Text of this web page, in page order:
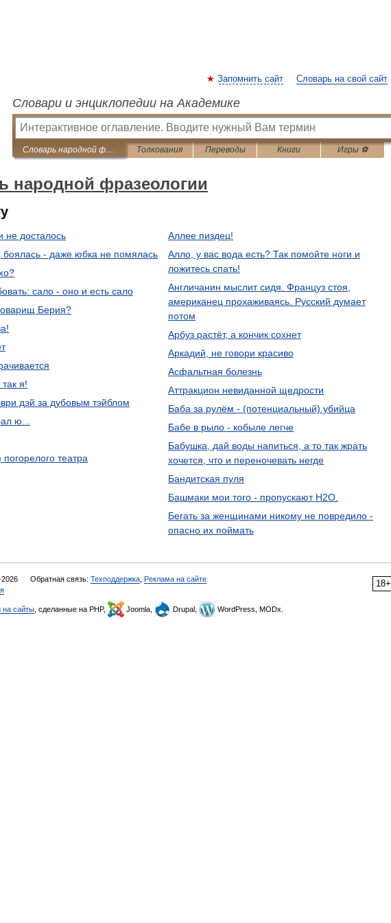
Запомнить сайт Словарь на свой сайт
Словари и энциклопедии на Академике
Словарь народной фразеологии Толкования Переводы Книги Игры ⚽
народной фразеологии
не досталось
боялась - даже юбка не помялась
сало - оно и есть сало
Берия?
я!
дэй за дубовым тэйблом
ю...
погорелого театра
Аллее пиздец!
Алло, у вас вода есть? Так помойте ноги и
ложитесь спать!
Англичанин мыслит сидя. Француз стоя,
американец прохаживаясь. Русский думает
потом
Арбуз растёт, а кончик сохнет
Аркадий, не говори красиво
Асфальтная болезнь
Аттракцион невиданной щедрости
Баба за рулём - (потенциальный) убийца
Бабе в рыло - кобыле легче
Бабушка, дай воды напиться, а то так жрать
хочется, что и переночевать негде
Бандитская пуля
Башмаки мои того - пропускают Н2О.
Бегать за женщинами никому не повредило -
опасно их поймать
18+
Обратная связь: Техподдержка Реклама на сайте
на сайты , сделанные на PHP, Joomla, Drupal, WordPress, MODx.